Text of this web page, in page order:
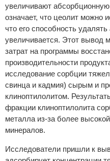
увеличивают
означает, что цеолит можно
что его способность
увеличивается. Этот вывод
затрат на программы
производительности
исследование сорбции
свинца и кадмия) сырым и
клиноптилолитом.
фракции клиноптилолита
металла из-за более
минералов.
Исследователи пришли к